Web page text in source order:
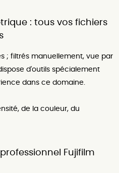
: tous vos fichiers
; filtrés manuellement, vue par
d'outils spécialement
dans ce domaine.
de la couleur, du
Fujifilm